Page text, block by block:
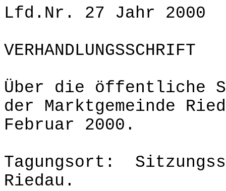
Lfd.Nr. 27 Jahr 2000
VERHANDLUNGSSCHRIFT
Über die öffentliche
der
Februar 2000.
Tagungsort:
Riedau.